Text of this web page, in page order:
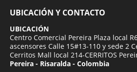
UBICACIÓN Y CONTACTO
UBICACIÓN
Centro Comercial Pereira Plaza local
ascensores Calle 15#13-110 y sede 2
Cerritos Mall local 214-CERRITOS
Pereira - Risaralda - Colombia